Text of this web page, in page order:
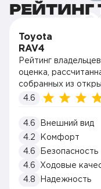
РЕЙТИНГ
Toyota
RAV4
Рейтинг
оценка,
собранных из
4.6
4.6
Внешний вид
4.2
Комфорт
4.6
Безопасность
4.6
Ходовые
4.8
Надежность